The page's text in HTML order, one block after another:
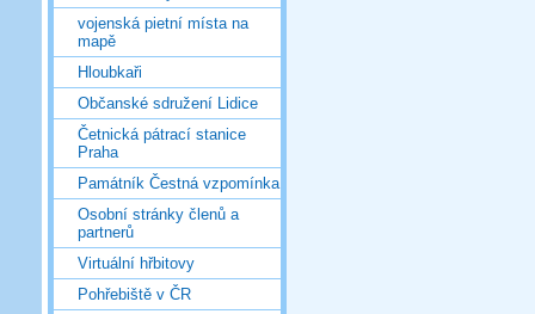
vojenská pietní místa na
mapě
Hloubkaři
Občanské sdružení Lidice
Četnická pátrací stanice
Praha
Památník Čestná vzpomínka
Osobní stránky členů a
partnerů
Virtuální hřbitovy
Pohřebiště v ČR